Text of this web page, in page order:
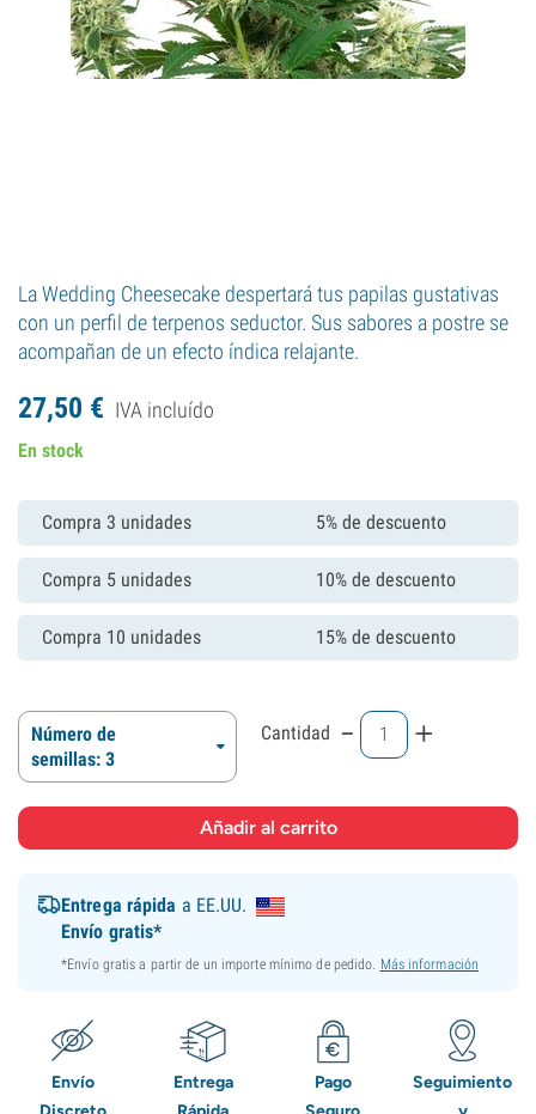
La Wedding Cheesecake despertará tus papilas gustativas
con un perfil de terpenos seductor. Sus sabores a postre se
acompañan de un efecto índica relajante.
27,50 € IVA incluído
En stock
Compra 3 unidades 5% de descuento
Compra 5 unidades 10% de descuento
Compra 10 unidades 15% de descuento
Número de
semillas: 3
Cantidad - +
Entrega rápida a EE.UU.
Envío gratis*
*Envío gratis a partir de un importe mínimo de pedido. Más información
Envío
Entrega
Pago
Seguimiento